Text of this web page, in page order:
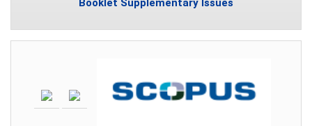
Booklet Supplementary Issues